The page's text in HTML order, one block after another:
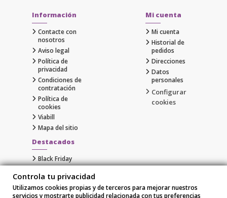
Información
Contacte con
nosotros
Aviso legal
Política de
privacidad
Condiciones de
contratación
Política de
cookies
Viabill
Mapa del sitio
Mi cuenta
Mi cuenta
Historial de
pedidos
Direcciones
Datos
personales
Configurar
cookies
Destacados
Black Friday
Gaming
Comprar Apple al Mejor Precio
Controla tu privacidad
Utilizamos cookies propias y de terceros para mejorar nuestros
servicios y mostrarte publicidad relacionada con tus preferencias